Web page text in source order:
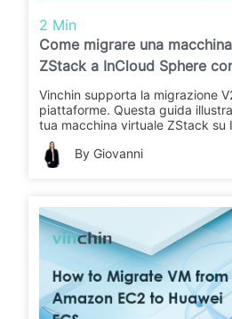
2 Min
Come migrare una
ZStack a InCloud Sphere
& Recovery?
Vinchin supporta la migrazione
piattaforme. Questa guida
tua macchina virtuale ZStack su
utilizzando Vinchin Backup &
passaggi per una migrazione
By Giovanni